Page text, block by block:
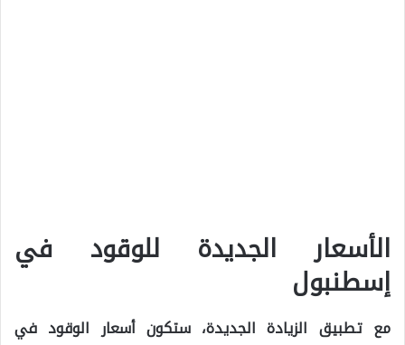
الأسعار الجديدة للوقود في
إسطنبول
مع تطبيق الزيادة الجديدة، ستكون أسعار الوقود في